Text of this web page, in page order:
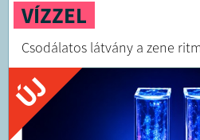
VÍZZEL
Csodálatos látvány a zene
ÚJ